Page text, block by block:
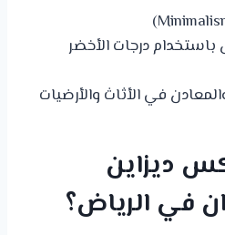
باستخدام درجات الأخضر
في الأثاث والأرضيات
ديزاين
في الرياض؟